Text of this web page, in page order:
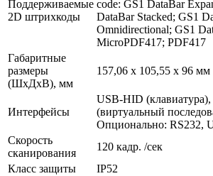
Поддерживаемые
2D штрихкоды
code: GS1 DataBar
DataBar Stacked; GS1
Omnidirectional; GS1
MicroPDF417; PDF417
Габаритные
размеры
(ШхДхВ), мм
157,06 х 105,55 х 96 мм
Интерфейсы
USB-HID
(виртуальный
Опционально: RS232,
Скорость
сканирования
120 кадр. /сек
Класс защиты
IP52